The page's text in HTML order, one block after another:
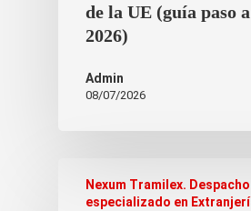
de la UE (guía paso
2026)
Admin
08/07/2026
Nexum Tramilex. Despacho
especializado en